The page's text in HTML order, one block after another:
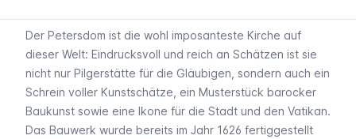
Der Petersdom ist die wohl imposanteste Kirche auf
dieser Welt: Eindrucksvoll und reich an Schätzen ist sie
nicht nur Pilgerstätte für die Gläubigen, sondern auch ein
Schrein voller Kunstschätze, ein Musterstück barocker
Baukunst sowie eine Ikone für die Stadt und den Vatikan.
Das Bauwerk wurde bereits im Jahr 1626 fertiggestellt